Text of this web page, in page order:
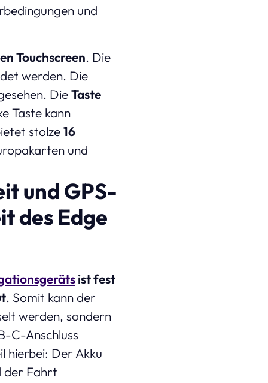
und
Touchscreen. Die
werden. Die
DieTaste
Taste kann
stolze16
und
und GPS-
des Edge
ist fest
. Somit kann der
werden, sondern
C-Anschluss
hierbei: Der Akku
der Fahrt